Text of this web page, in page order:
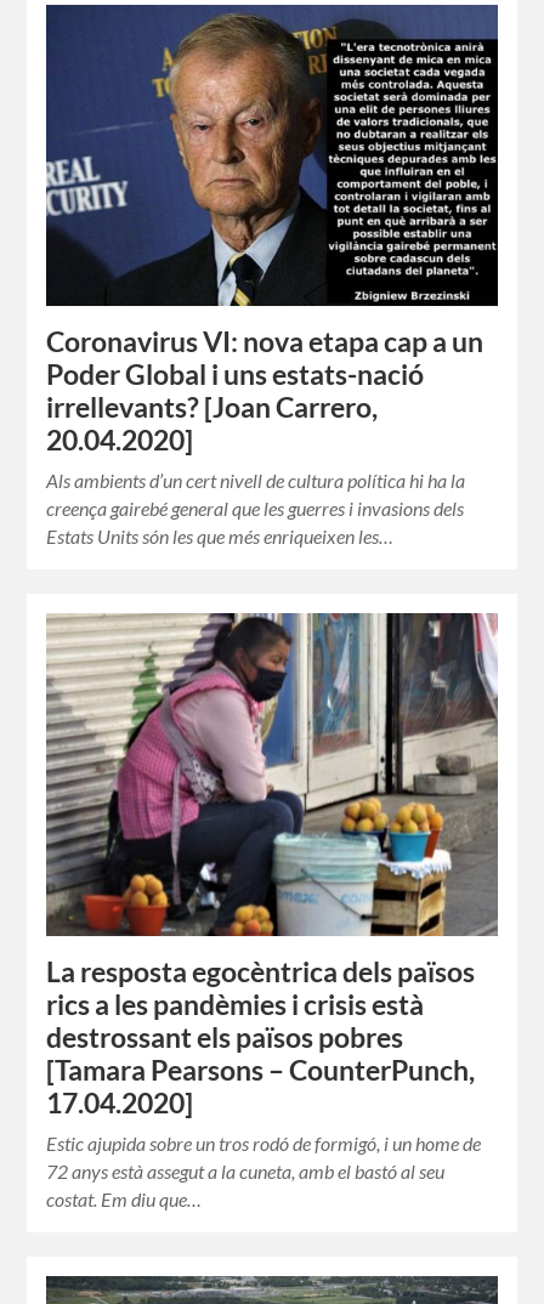
Coronavirus VI: nova etapa cap a un
Poder Global i uns estats-nació
irrellevants? [Joan Carrero,
20.04.2020]
Als ambients d’un cert nivell de cultura política hi ha la
creença gairebé general que les guerres i invasions dels
Estats Units són les que més enriqueixen les…
La resposta egocèntrica dels països
rics a les pandèmies i crisis està
destrossant els països pobres
[Tamara Pearsons – CounterPunch,
17.04.2020]
Estic ajupida sobre un tros rodó de formigó, i un home de
72 anys està assegut a la cuneta, amb el bastó al seu
costat. Em diu que…